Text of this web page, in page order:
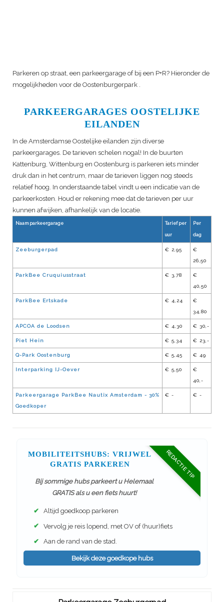
Parkeren op straat, een parkeergarage of bij een P+R? Hieronder de
mogelijkheden voor de Oostenburgerpark .
PARKEERGARAGES OOSTELIJKE
EILANDEN
In de Amsterdamse Oostelijke eilanden zijn diverse
parkeergarages. De tarieven schelen nogal! In de buurten
Kattenburg, Wittenburg en Oostenburg is parkeren iets minder
druk dan in het centrum, maar de tarieven liggen nog steeds
relatief hoog. In onderstaande tabel vindt u een indicatie van de
parkeerkosten. Houd er rekening mee dat de tarieven per uur
kunnen afwijken, afhankelijk van de locatie.
Naam parkeergarage Tarief per
uur
Per
dag
Zeeburgerpad € 2,95
€
26,50
ParkBee Cruquiusstraat € 3,78
€
40,50
ParkBee Ertskade € 4,24
€
34,80
APCOA de Loodsen € 4,30 € 30,-
Piet Hein € 5,34 € 23,-
Q-Park Oostenburg € 5,45 € 49
Interparking IJ-Oever € 5,50
€
40,-
Parkeergarage ParkBee Nautix Amsterdam - 30%
Goedkoper
€ - € -
REDACTIE TIP
MOBILITEITSHUBS: VRIJWEL
GRATIS PARKEREN
Bij sommige hubs parkeert u Helemaal
GRATIS als u een fiets huurt!
✔ Altijd goedkoop parkeren
✔ Vervolg je reis lopend, met OV of (huur)fiets
✔ Aan de rand van de stad.
Bekijk deze goedkope hubs